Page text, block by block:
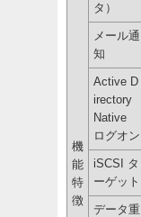
機
能
特
徴
タ）
メール通
知
Active D
irectory
Native
ログオン
iSCSI タ
ーゲット
データ重